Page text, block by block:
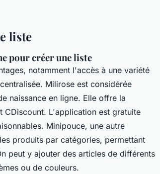
liste
pour créer une liste
notamment l'accès à une variété
Milirose est considérée
naissance en ligne. Elle offre la
L'application est gratuite
Minipouce, une autre
produits par catégories, permettant
peut y ajouter des articles de différents
ou de couleurs.